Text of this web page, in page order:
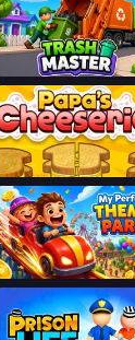
Trash Master
Papa's Cheeseria
My Perfect Theme